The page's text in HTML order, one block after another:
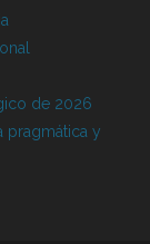
de 2026
pragmática y